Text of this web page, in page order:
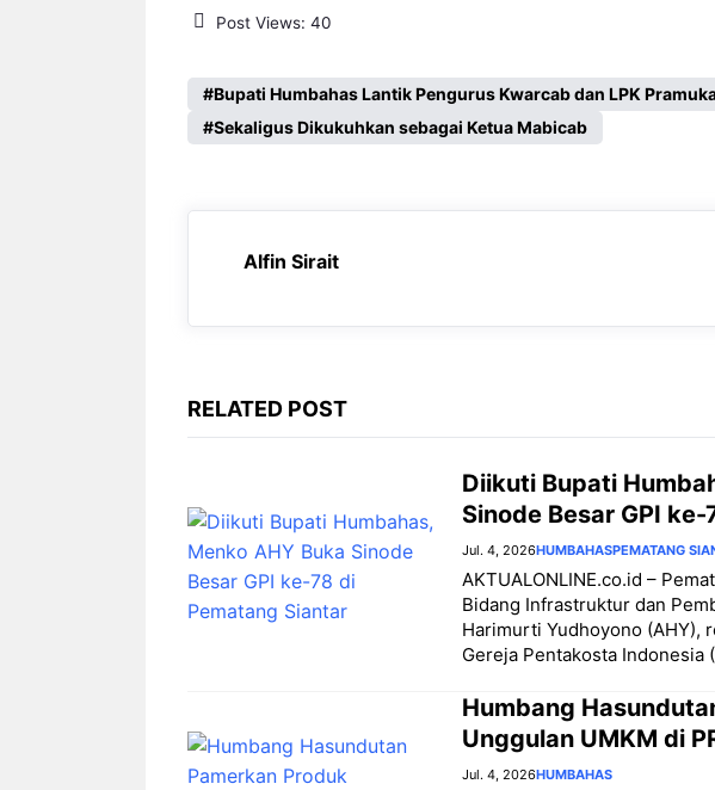
Post Views: 40
Bupati Humbahas Lantik Pengurus Kwarcab dan LPK
Sekaligus Dikukuhkan sebagai Ketua Mabicab
Alfin Sirait
RELATED POST
Diikuti Bupati
Sinode Besar GPI
Jul. 4, 2026HUMBAHASPEMATANG
AKTUALONLINE.co.id –
Bidang Infrastruktur dan
Harimurti Yudhoyono (AHY),
Gereja Pentakosta Indonesia
Humbang
Unggulan UMKM di
Jul. 4, 2026HUMBAHAS